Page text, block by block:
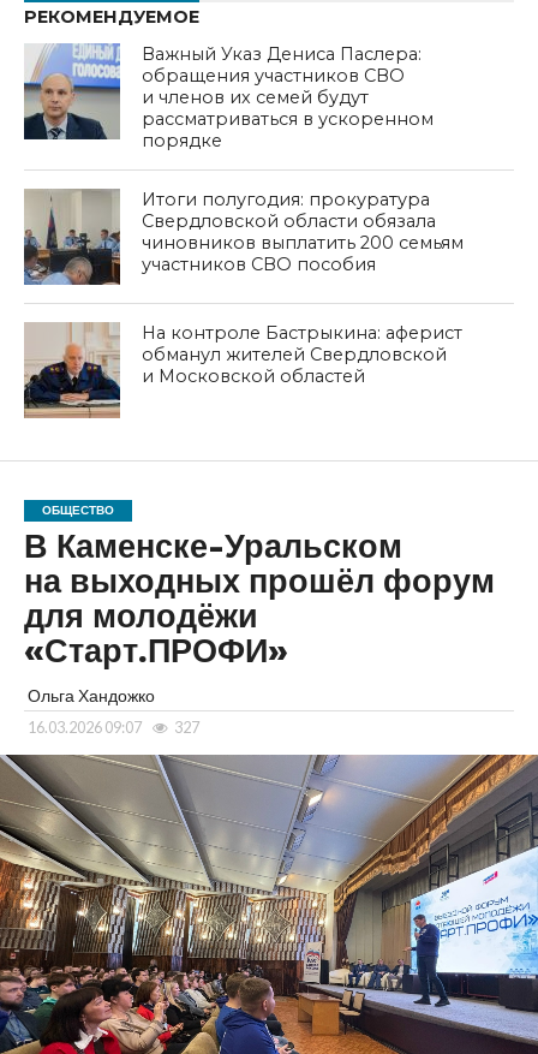
РЕКОМЕНДУЕМОЕ
Важный Указ Дениса Паслера:
обращения участников СВО
и членов их семей будут
рассматриваться в ускоренном
порядке
Итоги полугодия: прокуратура
Свердловской области обязала
чиновников выплатить 200 семьям
участников СВО пособия
На контроле Бастрыкина: аферист
обманул жителей Свердловской
и Московской областей
ОБЩЕСТВО
В Каменске-Уральском
на выходных прошёл форум
для молодёжи
«Старт.ПРОФИ»
Ольга Хандожко
16.03.2026 09:07 327